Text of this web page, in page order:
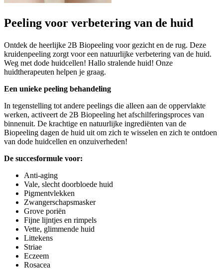
Peeling voor verbetering van de huid
Ontdek de heerlijke 2B Biopeeling voor gezicht en de rug. Deze
kruidenpeeling zorgt voor een natuurlijke verbetering van de huid.
Weg met dode huidcellen! Hallo stralende huid! Onze
huidtherapeuten helpen je graag.
Een unieke peeling behandeling
In tegenstelling tot andere peelings die alleen aan de oppervlakte
werken, activeert de 2B Biopeeling het afschilferingsproces van
binnenuit. De krachtige en natuurlijke ingrediënten van de
Biopeeling dagen de huid uit om zich te wisselen en zich te ontdoen
van dode huidcellen en onzuiverheden!
De succesformule voor:
Anti-aging
Vale, slecht doorbloede huid
Pigmentvlekken
Zwangerschapsmasker
Grove poriën
Fijne lijntjes en rimpels
Vette, glimmende huid
Littekens
Striae
Eczeem
Rosacea